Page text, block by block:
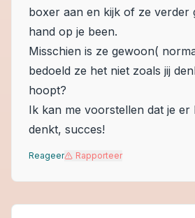
boxer aan en kijk of ze verder
hand op je been.
Misschien is ze gewoon(
bedoeld ze het niet zoals jij
hoopt?
Ik kan me voorstellen dat je er
denkt, succes!
Reageer Rapporteer